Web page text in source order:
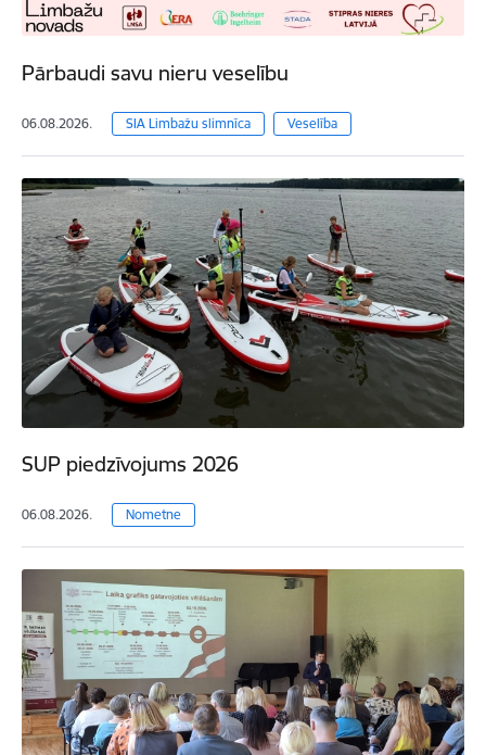
Pārbaudi savu nieru veselību
06.08.2026. SIA Limbažu slimnīca Veselība
SUP piedzīvojums 2026
06.08.2026. Nometne